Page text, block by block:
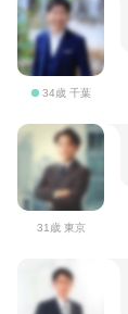
34歳 千葉
31歳 東京